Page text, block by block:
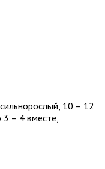
10 – 12
– 4 вместе,